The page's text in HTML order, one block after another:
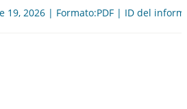
19, 2026 | Formato:PDF | ID del